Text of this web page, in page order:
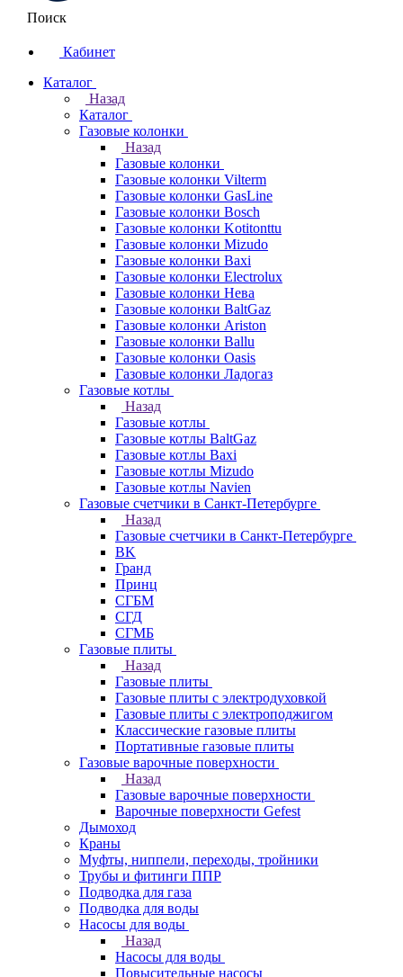
Поиск
Кабинет
Каталог
Назад
Каталог
Газовые колонки
Назад
Газовые колонки
Газовые колонки Vilterm
Газовые колонки GasLine
Газовые колонки Bosch
Газовые колонки Kotitonttu
Газовые колонки Mizudo
Газовые колонки Baxi
Газовые колонки Electrolux
Газовые колонки Нева
Газовые колонки BaltGaz
Газовые колонки Ariston
Газовые колонки Ballu
Газовые колонки Oasis
Газовые колонки Ладогаз
Газовые котлы
Назад
Газовые котлы
Газовые котлы BaltGaz
Газовые котлы Baxi
Газовые котлы Mizudo
Газовые котлы Navien
Газовые счетчики в Санкт-Петербурге
Назад
Газовые счетчики в Санкт-Петербурге
BK
Гранд
Принц
СГБМ
СГД
СГМБ
Газовые плиты
Назад
Газовые плиты
Газовые плиты с электродуховкой
Газовые плиты с электроподжигом
Классические газовые плиты
Портативные газовые плиты
Газовые варочные поверхности
Назад
Газовые варочные поверхности
Варочные поверхности Gefest
Дымоход
Краны
Муфты, ниппели, переходы, тройники
Трубы и фитинги ППР
Подводка для газа
Подводка для воды
Насосы для воды
Назад
Насосы для воды
Повысительные насосы